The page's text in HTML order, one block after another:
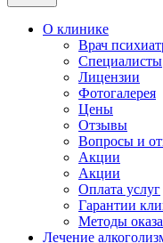
О клинике
Врач
Специалисты
Лицензии
Фотогалерея
Цены
Отзывы
Вопросы и
Акции
Акции
Оплата услуг
Гарантии
Методы
Лечение